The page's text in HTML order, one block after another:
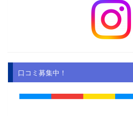
口コミ募集中！